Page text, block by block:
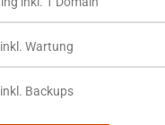
inkl. Wartung
inkl. Backups